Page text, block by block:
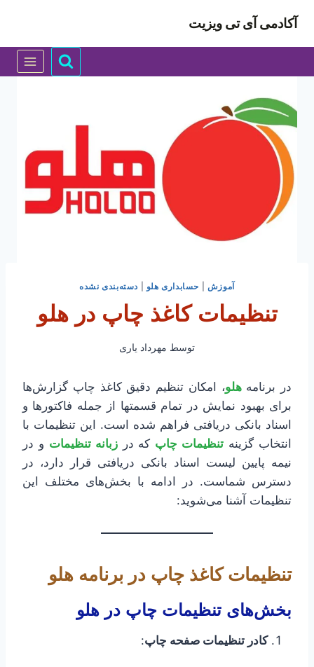
محتوا
آکادمی آی تی ویزیت
آموزش حسابداری هلو دسته‌بندی نشده
تنظیمات کاغذ چاپ در هلو
توسط مهرداد یاری
در برنامههلو، امکان تنظیم دقیق کاغذ چاپ گزارش‌ها
برای بهبود نمایش در تمام قسمتها از جمله فاکتورها و
اسناد بانکی دریافتی فراهم شده است. این تنظیمات با
انتخاب گزینه تنظیمات چاپ که درزبانه تنظیمات و در
نیمه پایین لیست اسناد بانکی دریافتی قرار دارد، در
دسترس شماست. در ادامه با بخش‌های مختلف این
تنظیمات آشنا می‌شوید:
تنظیمات کاغذ چاپ در برنامه هلو
بخش‌های تنظیمات چاپ در هلو
کادر تنظیمات صفحه چاپ: